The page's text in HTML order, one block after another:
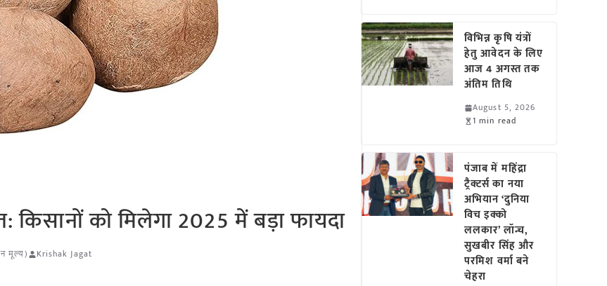
किसानों को मिलेगा 2025 में बड़ा फायदा
मूल्य) Krishak Jagat
विभिन्न कृषि यंत्रों
हेतु आवेदन के लिए
आज 4 अगस्त तक
अंतिम तिथि
August 5, 2026
1 min read
पंजाब में महिंद्रा
ट्रैक्टर्स का नया
अभियान ‘दुनिया
विच इक्को
ललकार’ लॉन्च,
सुखबीर सिंह और
परमिश वर्मा बने
चेहरा